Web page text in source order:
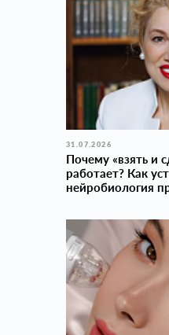
31.07.2026
Почему «взять и
работает? Как
нейробиология